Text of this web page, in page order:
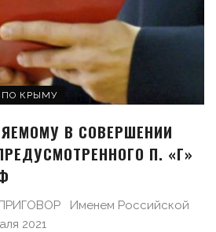
ПО КРЫМУ
В СОВЕРШЕНИИ
П. «Г»
Именем Российской
2021